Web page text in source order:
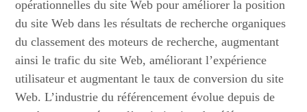
opérationnelles du site Web pour améliorer la position
du site Web dans les résultats de recherche organiques
du classement des moteurs de recherche, augmentant
ainsi le trafic du site Web, améliorant l’expérience
utilisateur et augmentant le taux de conversion du site
Web. L’industrie du référencement évolue depuis de